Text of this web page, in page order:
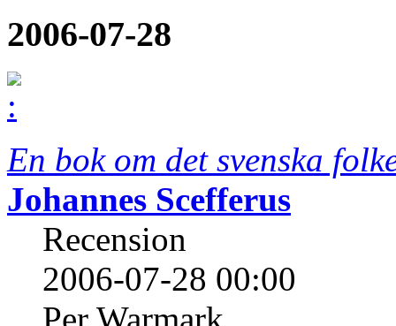
2006-07-28
En bok om det svenska
Johannes Scefferus
Recension
2006-07-28 00:00